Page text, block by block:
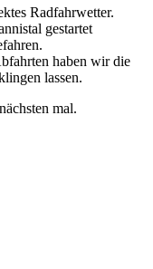
Radfahrwetter.
gestartet
haben wir die
lassen.
mal.